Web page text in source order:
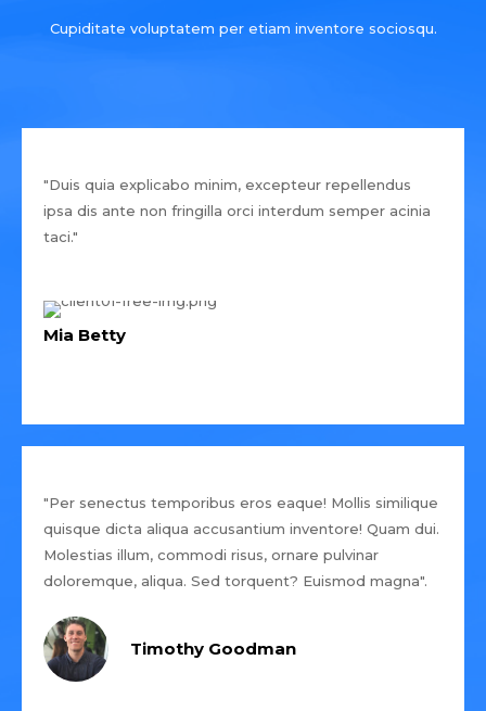
Cupiditate voluptatem per etiam inventore sociosqu.
"Duis quia explicabo minim, excepteur repellendus
ipsa dis ante non fringilla orci interdum semper acinia
taci."
Mia Betty
"Per senectus temporibus eros eaque! Mollis similique
quisque dicta aliqua accusantium inventore! Quam dui.
Molestias illum, commodi risus, ornare pulvinar
doloremque, aliqua. Sed torquent? Euismod magna".
Timothy Goodman